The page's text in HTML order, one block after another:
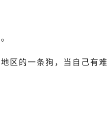
区的一条狗，当自己有